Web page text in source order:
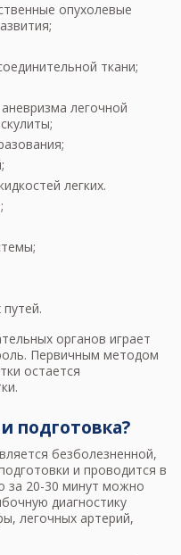
опухолевые
ткани;
легочной
легких.
органов играет
Первичным методом
остается
.
подготовка?
безболезненной,
и проводится в
за 20-30 минут можно
диагностику
легочных артерий,